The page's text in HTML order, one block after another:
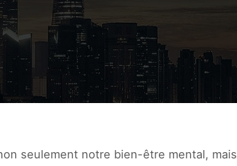
seulement notre bien-être mental, mais